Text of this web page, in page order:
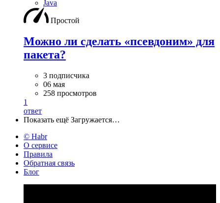
Java
Простой
Можно ли сделать «псевдоним» для
пакета?
3 подписчика
06 мая
258 просмотров
1
ответ
Показать ещё Загружается…
© Habr
О сервисе
Правила
Обратная связь
Блог